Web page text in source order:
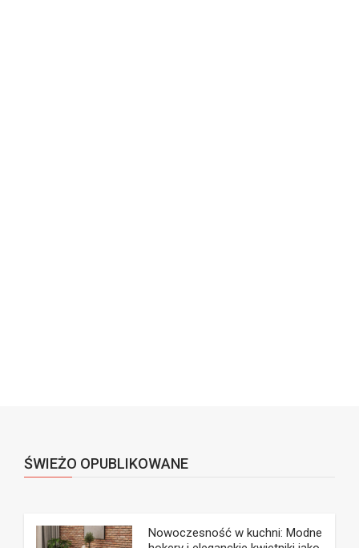
ŚWIEŻO OPUBLIKOWANE
Nowoczesność w kuchni: Modne